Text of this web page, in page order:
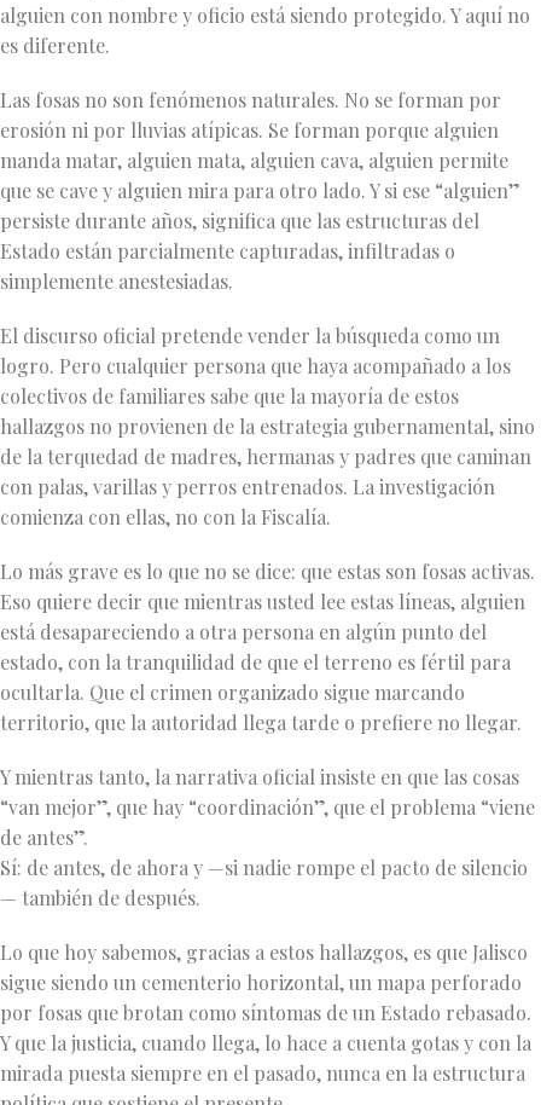
alguien con nombre y oficio está siendo protegido. Y aquí no
es diferente.
Las fosas no son fenómenos naturales. No se forman por
erosión ni por lluvias atípicas. Se forman porque alguien
manda matar, alguien mata, alguien cava, alguien permite
que se cave y alguien mira para otro lado. Y si ese “alguien”
persiste durante años, significa que las estructuras del
Estado están parcialmente capturadas, infiltradas o
simplemente anestesiadas.
El discurso oficial pretende vender la búsqueda como un
logro. Pero cualquier persona que haya acompañado a los
colectivos de familiares sabe que la mayoría de estos
hallazgos no provienen de la estrategia gubernamental, sino
de la terquedad de madres, hermanas y padres que caminan
con palas, varillas y perros entrenados. La investigación
comienza con ellas, no con la Fiscalía.
Lo más grave es lo que no se dice: que estas son fosas activas.
Eso quiere decir que mientras usted lee estas líneas, alguien
está desapareciendo a otra persona en algún punto del
estado, con la tranquilidad de que el terreno es fértil para
ocultarla. Que el crimen organizado sigue marcando
territorio, que la autoridad llega tarde o prefiere no llegar.
Y mientras tanto, la narrativa oficial insiste en que las cosas
“van mejor”, que hay “coordinación”, que el problema “viene
de antes”.
Sí: de antes, de ahora y —si nadie rompe el pacto de silencio
— también de después.
Lo que hoy sabemos, gracias a estos hallazgos, es que Jalisco
sigue siendo un cementerio horizontal, un mapa perforado
por fosas que brotan como síntomas de un Estado rebasado.
Y que la justicia, cuando llega, lo hace a cuenta gotas y con la
mirada puesta siempre en el pasado, nunca en la estructura